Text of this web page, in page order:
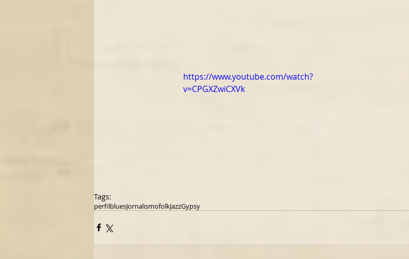
https://www.youtube.com/watch?
v=CPGXZwiCXVk
Tags:
perfilbluesJornalismofolkJazzGypsy